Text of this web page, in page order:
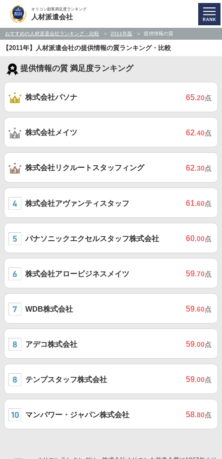
オリコン顧客満足度ランキング
人材派遣会社
おすすめの人材派遣会社ランキング・比較 2011年版 提供情報の質
【2011年】人材派遣会社の提供情報の質ランキング・比較
提供情報の質 満足度ランキング
株式会社パソナ 65.20点
株式会社メイツ 62.40点
株式会社リクルートスタッフィング 62.30点
株式会社アヴァンティスタッフ 61.60点
パナソニックエクセルスタッフ株式会社 60.00点
株式会社アロービジネスメイツ 59.70点
WDB株式会社 59.60点
アデコ株式会社 59.00点
テンプスタッフ株式会社 59.00点
マンパワー・ジャパン株式会社 58.80点